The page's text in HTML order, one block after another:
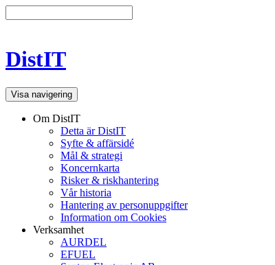
DistIT
Visa navigering
Om DistIT
Detta är DistIT
Syfte & affärsidé
Mål & strategi
Koncernkarta
Risker & riskhantering
Vår historia
Hantering av personuppgifter
Information om Cookies
Verksamhet
AURDEL
EFUEL